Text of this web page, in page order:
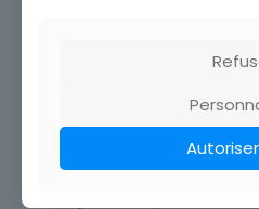
boutique afin de réduire
que nous ayons calculé les
frais de port[…]